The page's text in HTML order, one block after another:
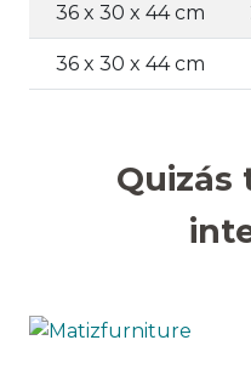
36 x 30 x 44 cm
36 x 30 x 44 cm
Quizás